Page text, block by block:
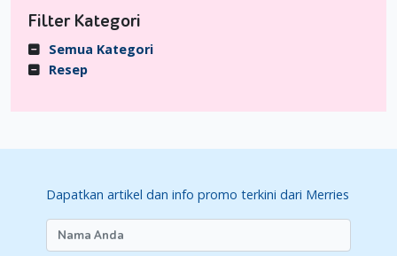
Filter Kategori
Semua Kategori
Resep
Dapatkan artikel dan info promo terkini dari Merries